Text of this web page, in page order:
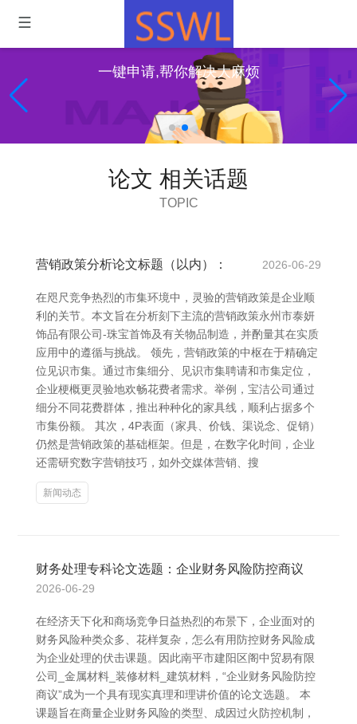
一键申请,帮你解决大麻烦
论文 相关话题
TOPIC
营销政策分析论文标题（以内）： 2026-06-29
在咫尺竞争热烈的市集环境中，灵验的营销政策是企业顺
利的关节。本文旨在分析刻下主流的营销政策永州市泰妍
饰品有限公司-珠宝首饰及有关物品制造，并酌量其在实质
应用中的遵循与挑战。 领先，营销政策的中枢在于精确定
位见识市集。通过市集细分、见识市集聘请和市集定位，
企业梗概更灵验地欢畅花费者需求。举例，宝洁公司通过
细分不同花费群体，推出种种化的家具线，顺利占据多个
市集份额。 其次，4P表面（家具、价钱、渠说念、促销）
仍然是营销政策的基础框架。但是，在数字化时间，企业
还需研究数字营销技巧，如外交媒体营销、搜
新闻动态
财务处理专科论文选题：企业财务风险防控商议
2026-06-29
在经济天下化和商场竞争日益热烈的布景下，企业面对的
财务风险种类众多、花样复杂，怎么有用防控财务风险成
为企业处理的伏击课题。因此南平市建阳区阁中贸易有限
公司_金属材料_装修材料_建筑材料，“企业财务风险防控
商议”成为一个具有现实真理和理讲价值的论文选题。 本
课题旨在商量企业财务风险的类型、成因过火防控机制，